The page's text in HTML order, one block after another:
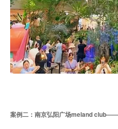
案例二：南京弘阳广场meland